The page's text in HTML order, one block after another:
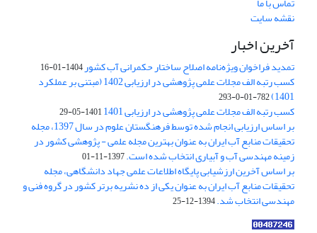
نقشه سایت
آخرین اخبار
تمدید فراخوان ویژه‌نامه اصلاح ساختار حکمرانی آب کشور1404-01-16
کسب رتبه الف مجلات علمی پژوهشی در ارزیابی 1402 (مبتنی بر عملکرد
1401)
782-01-0-293
کسب رتبه الف مجلات علمی پژوهشی در ارزیابی 1401 1401-05-29
بر اساس ارزیابی انجام شده توسط فرهنگستان علوم در سال 1397، مجله
تحقیقات منابع آب ایران به عنوان بهترین مجله علمی - پژوهشی کشور در
زمینه مهندسی آب و آبیاری انتخاب شده است.1397-11-01
بر اساس آخرین ارزشیابی پایگاه اطلاعات علمی جهاد دانشگاهی، مجله
تحقیقات منابع آب ایران به عنوان یکی از ده نشریه برتر کشور در گروه فنی و
مهندسی انتخاب شد.1394-12-25